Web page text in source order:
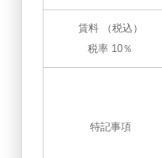
賃料 （税込）
税率 10％
特記事項